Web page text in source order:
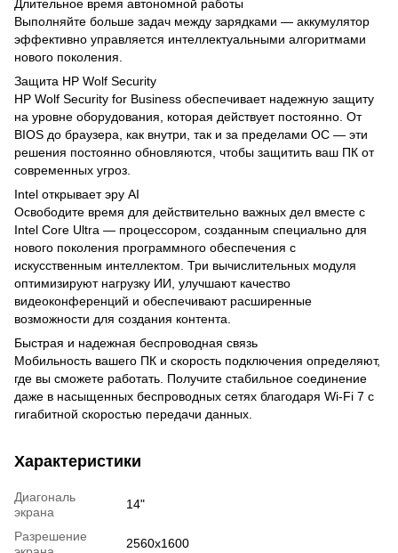
Длительное время автономной работы
Выполняйте больше задач между зарядками — аккумулятор
эффективно управляется интеллектуальными алгоритмами
нового поколения.
Защита HP Wolf Security
HP Wolf Security for Business обеспечивает надежную защиту
на уровне оборудования, которая действует постоянно. От
BIOS до браузера, как внутри, так и за пределами ОС — эти
решения постоянно обновляются, чтобы защитить ваш ПК от
современных угроз.
Intel открывает эру AI
Освободите время для действительно важных дел вместе с
Intel Core Ultra — процессором, созданным специально для
нового поколения программного обеспечения с
искусственным интеллектом. Три вычислительных модуля
оптимизируют нагрузку ИИ, улучшают качество
видеоконференций и обеспечивают расширенные
возможности для создания контента.
Быстрая и надежная беспроводная связь
Мобильность вашего ПК и скорость подключения определяют,
где вы сможете работать. Получите стабильное соединение
даже в насыщенных беспроводных сетях благодаря Wi-Fi 7 с
гигабитной скоростью передачи данных.
Характеристики
Диагональ
экрана
14"
Разрешение
2560x1600